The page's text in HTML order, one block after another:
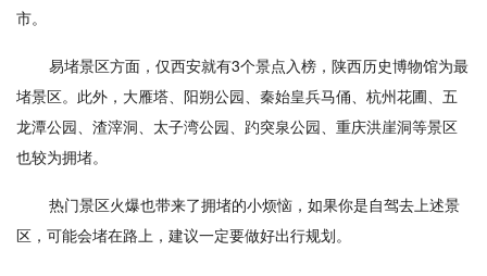
市。
易堵景区方面，仅西安就有3个景点入榜，陕西历史博物馆为最
堵景区。此外，大雁塔、阳朔公园、秦始皇兵马俑、杭州花圃、五
龙潭公园、渣滓洞、太子湾公园、趵突泉公园、重庆洪崖洞等景区
也较为拥堵。
热门景区火爆也带来了拥堵的小烦恼，如果你是自驾去上述景
区，可能会堵在路上，建议一定要做好出行规划。